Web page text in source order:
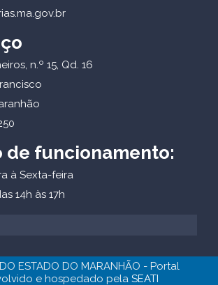
n.º 15, Qd. 16
de funcionamento:
à Sexta-feira
14h às 17h
ESTADO DO MARANHÃO - Portal
e hospedado pela SEATI